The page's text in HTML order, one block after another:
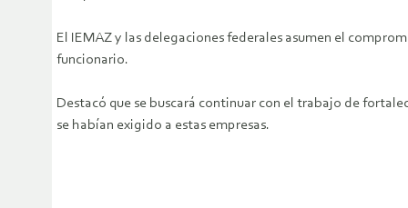
El IEMAZ y las delegaciones federales asumen el
funcionario.
Destacó que se buscará continuar con el trabajo de
se habían exigido a estas empresas.